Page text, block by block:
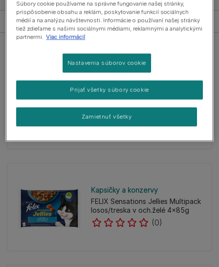
Filtre
Zoradiť podľa
Sort by
Kapsičky a konzervy
FELIX Sensations Jellies Multipack
hovädzie/kura v och. želé 4x85g
Kapsičky a konzervy
FELIX Sensations Jellies Multipack
losos/treska v och.želé 4x85g
(0)
Súbory cookie používame na správne fungovanie našej stránky,
prispôsobenie obsahu a reklám, poskytovanie funkcií sociálnych
médií a na analýzu návštevnosti. Informácie o používaní našej stránky
tiež zdieľame s našimi sociálnymi médiami, reklamnými a analytickými
partnermi. Viac informácií
Nastavenia súborov cookie
Zamietnuť všetky
Prijať všetky súbory cookie